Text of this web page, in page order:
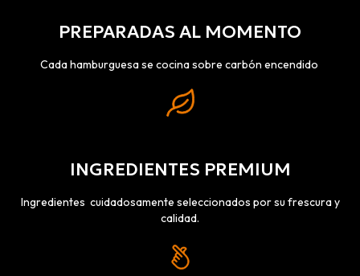
PREPARADAS AL MOMENTO
Cada hamburguesa se cocina sobre carbón encendido
INGREDIENTES PREMIUM
Ingredientes cuidadosamente seleccionados por su frescura y
calidad.